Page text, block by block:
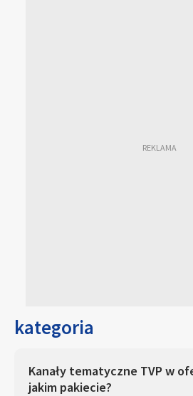
kategoria
Kanały tematyczne TVP w
jakim pakiecie?